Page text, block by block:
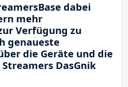
dabei
mehr
Verfügung zu
genaueste
die Geräte und die
DasGnik